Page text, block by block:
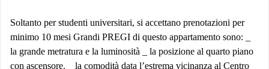
Soltanto per studenti universitari, si accettano prenotazioni per
minimo 10 mesi Grandi PREGI di questo appartamento sono: _
la grande metratura e la luminosità _ la posizione al quarto piano
con ascensore. _ la comodità data l’estrema vicinanza al Centro